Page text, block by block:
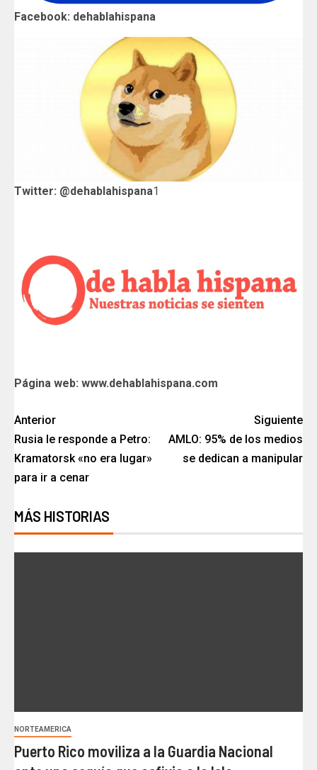
Facebook: dehablahispana
Twitter: @dehablahispana1
Página web: www.dehablahispana.com
Anterior
Rusia le responde a Petro:
Kramatorsk «no era lugar»
para ir a cenar
Siguiente
AMLO: 95% de los medios
se dedican a manipular
MÁS HISTORIAS
NORTEAMERICA
Puerto Rico moviliza a la Guardia Nacional